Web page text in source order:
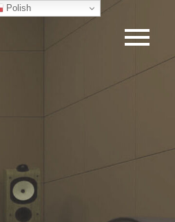
Polish